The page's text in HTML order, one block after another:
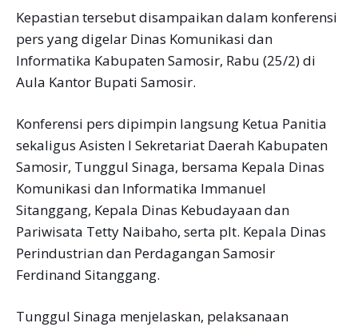
Kepastian tersebut disampaikan dalam konferensi
pers yang digelar Dinas Komunikasi dan
Informatika Kabupaten Samosir, Rabu (25/2) di
Aula Kantor Bupati Samosir.
Konferensi pers dipimpin langsung Ketua Panitia
sekaligus Asisten I Sekretariat Daerah Kabupaten
Samosir, Tunggul Sinaga, bersama Kepala Dinas
Komunikasi dan Informatika Immanuel
Sitanggang, Kepala Dinas Kebudayaan dan
Pariwisata Tetty Naibaho, serta plt. Kepala Dinas
Perindustrian dan Perdagangan Samosir
Ferdinand Sitanggang.
Tunggul Sinaga menjelaskan, pelaksanaan